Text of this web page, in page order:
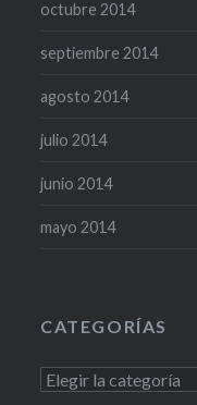
octubre 2014
septiembre 2014
agosto 2014
julio 2014
junio 2014
mayo 2014
CATEGORÍAS
Categorías